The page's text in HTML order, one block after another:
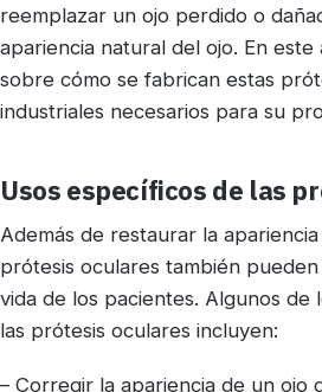
reemplazar un ojo perdido o
apariencia natural del ojo. En
sobre cómo se fabrican estas
industriales necesarios para su
Usos específicos de las
Además de restaurar la
prótesis oculares también
vida de los pacientes. Algunos de
las prótesis oculares incluyen:
– Corregir la apariencia de un ojo